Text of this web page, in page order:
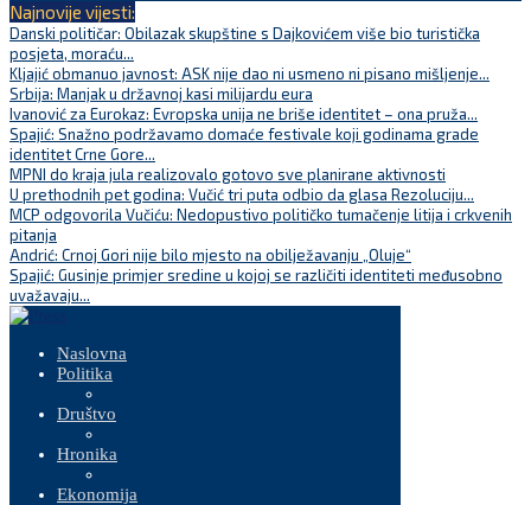
Najnovije vijesti:
Danski političar: Obilazak skupštine s Dajkovićem više bio turistička
posjeta, moraću...
Kljajić obmanuo javnost: ASK nije dao ni usmeno ni pisano mišljenje...
Srbija: Manjak u državnoj kasi milijardu eura
Ivanović za Eurokaz: Evropska unija ne briše identitet – ona pruža...
Spajić: Snažno podržavamo domaće festivale koji godinama grade
identitet Crne Gore...
MPNI do kraja jula realizovalo gotovo sve planirane aktivnosti
U prethodnih pet godina: Vučić tri puta odbio da glasa Rezoluciju...
MCP odgovorila Vučiću: Nedopustivo političko tumačenje litija i crkvenih
pitanja
Andrić: Crnoj Gori nije bilo mjesto na obilježavanju „Oluje“
Spajić: Gusinje primjer sredine u kojoj se različiti identiteti međusobno
uvažavaju...
Naslovna
Politika
Društvo
Hronika
Ekonomija